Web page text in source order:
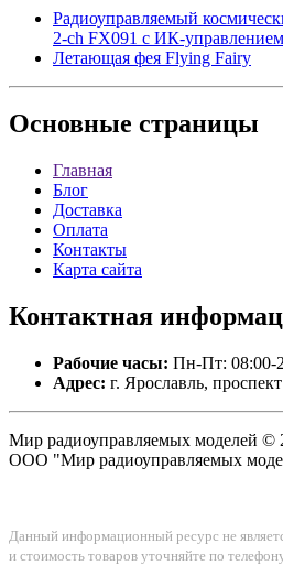
Радиоуправляемый
2-ch FX091 с ИК-управлением
Летающая фея Flying Fairy
Основные страницы
Главная
Блог
Доставка
Оплата
Контакты
Карта сайта
Контактная
Рабочие часы: Пн-Пт: 08:00-
Адрес: г. Ярославль,
Мир радиоуправляемых моделей ©
ООО "Мир радиоуправляемых
Данный информационный ресурс не
и стоимость товаров уточняйте по